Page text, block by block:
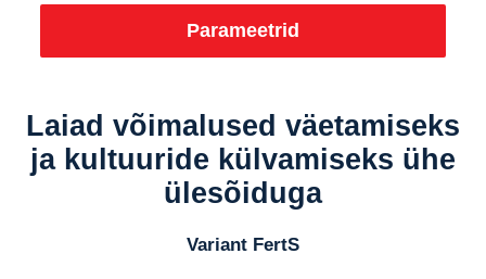
Parameetrid
Laiad võimalused väetamiseks
ja kultuuride külvamiseks ühe
ülesõiduga
Variant FertS